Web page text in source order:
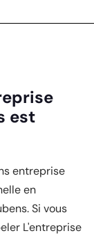
est
entreprise
en
Si vous
L'entreprise